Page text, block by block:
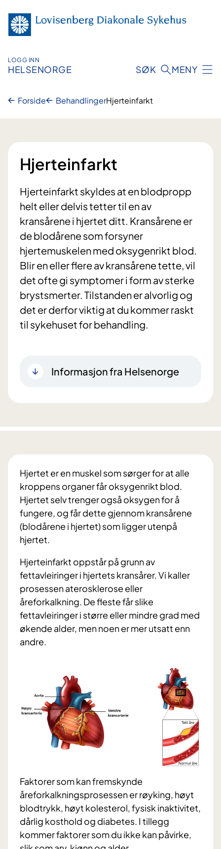
innhold
LOGG INN
HELSENORGE SØK MENY
Forside BehandlingerHjerteinfarkt
Hjerteinfarkt
Hjerteinfarkt skyldes at en blodpropp
helt eller delvis tetter til en av
kransårene i hjertet ditt. Kransårene er
de blodårene som forsyner
hjertemuskelen med oksygenrikt blod.
Blir en eller flere av kransårene tette, vil
det ofte gi symptomer i form av sterke
brystsmerter. Tilstanden er alvorlig og
det er derfor viktig at du kommer raskt
til sykehuset for behandling.
Informasjon fra Helsenorge
Hjertet er en muskel som sørger for at alle
kroppens organer får oksygenrikt blod.
Hjertet selv trenger også oksygen for å
fungere, og får dette gjennom kransårene
(blodårene i hjertet) som ligger utenpå
hjertet.
Hjerteinfarkt oppstår på grunn av
fettavleiringer i hjertets kransårer. Vi kaller
prosessen aterosklerose eller
åreforkalkning. De fleste får slike
fettavleiringer i større eller mindre grad med
økende alder, men noen er mer utsatt enn
andre.
Faktorer som kan fremskynde
åreforkalkningsprosessen er røyking, høyt
blodtrykk, høyt kolesterol, fysisk inaktivitet,
dårlig kosthold og diabetes. I tillegg
kommer faktorer som du ikke kan påvirke,